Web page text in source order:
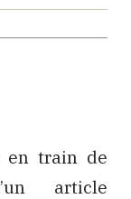
en train de
article